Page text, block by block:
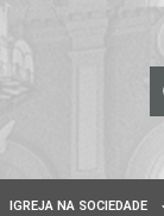
IGREJA NA SOCIEDADE